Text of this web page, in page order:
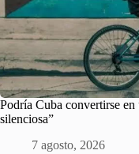
Podría Cuba convertirse en
silenciosa”
7 agosto, 2026